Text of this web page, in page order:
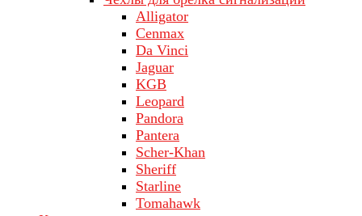
Alligator
Cenmax
Da Vinci
Jaguar
KGB
Leopard
Pandora
Pantera
Scher-Khan
Sheriff
Starline
Tomahawk